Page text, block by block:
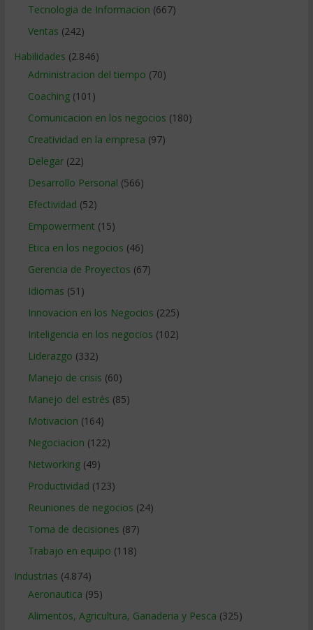
Tecnologia de Informacion (667)
Ventas (242)
Habilidades (2.846)
Administracion del tiempo (70)
Coaching(101)
Comunicacion en los negocios (180)
Creatividad en la empresa (97)
Delegar(22)
Desarrollo Personal (566)
Efectividad (52)
Empowerment (15)
Etica en los negocios (46)
Gerencia de Proyectos (67)
Idiomas (51)
Innovacion en los Negocios (225)
Inteligencia en los negocios (102)
Liderazgo (332)
Manejo de crisis (60)
Manejo del estrés (85)
Motivacion (164)
Negociacion (122)
Networking(49)
Productividad (123)
Reuniones de negocios (24)
Toma de decisiones (87)
Trabajo en equipo (118)
Industrias (4.874)
Aeronautica (95)
Alimentos, Agricultura, Ganaderia y Pesca (325)